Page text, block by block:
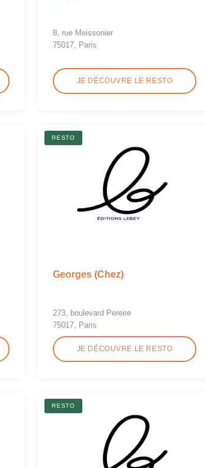
8, rue Meissonier
75017, Paris
JE DÉCOUVRE LE RESTO
RESTO
Georges (Chez)
273, boulevard Pereire
75017, Paris
JE DÉCOUVRE LE RESTO
RESTO